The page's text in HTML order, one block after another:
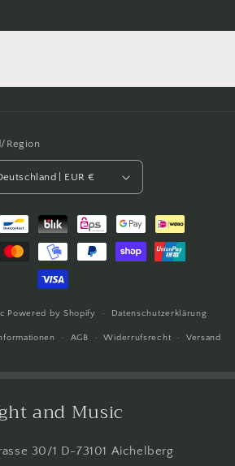
Region
Deutschland | EUR €
Powered by Shopify Datenschutzerklärung
AGB Widerrufsrecht Versand
and Music
30/1 D-73101 Aichelberg